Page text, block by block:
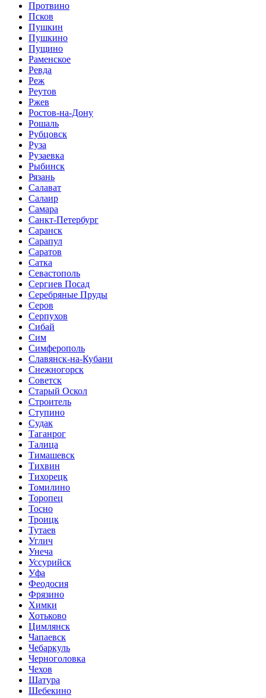
Протвино
Псков
Пушкин
Пушкино
Пущино
Раменское
Ревда
Реж
Реутов
Ржев
Ростов-на-Дону
Рошаль
Рубцовск
Руза
Рузаевка
Рыбинск
Рязань
Салават
Салаир
Самара
Санкт-Петербург
Саранск
Сарапул
Саратов
Сатка
Севастополь
Сергиев Посад
Серебряные Пруды
Серов
Серпухов
Сибай
Сим
Симферополь
Славянск-на-Кубани
Снежногорск
Советск
Старый Оскол
Строитель
Ступино
Судак
Таганрог
Талица
Тимашевск
Тихвин
Тихорецк
Томилино
Торопец
Тосно
Троицк
Тутаев
Углич
Унеча
Уссурийск
Уфа
Феодосия
Фрязино
Химки
Хотьково
Цимлянск
Чапаевск
Чебаркуль
Черноголовка
Чехов
Шатура
Шебекино